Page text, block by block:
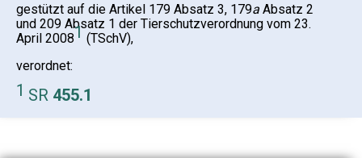
gestützt auf die Artikel 179 Absatz 3, 179a Absatz 2
und 209 Absatz 1 der Tierschutzverordnung vom 23.
April 20081 (TSchV),
verordnet:
1 SR 455.1